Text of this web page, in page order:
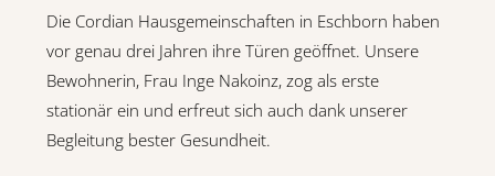
Die Cordian Hausgemeinschaften in Eschborn haben
vor genau drei Jahren ihre Türen geöffnet. Unsere
Bewohnerin, Frau Inge Nakoinz, zog als erste
stationär ein und erfreut sich auch dank unserer
Begleitung bester Gesundheit.